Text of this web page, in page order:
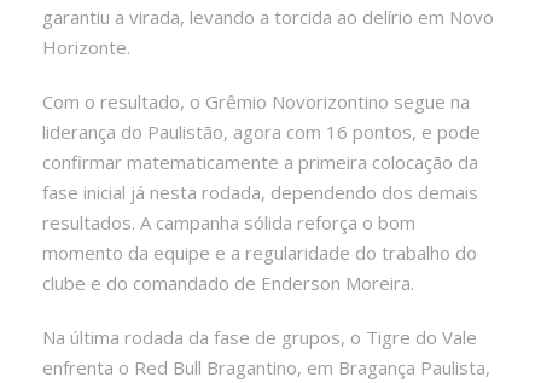
garantiu a virada, levando a torcida ao delírio em Novo
Horizonte.
Com o resultado, o Grêmio Novorizontino segue na
liderança do Paulistão, agora com 16 pontos, e pode
confirmar matematicamente a primeira colocação da
fase inicial já nesta rodada, dependendo dos demais
resultados. A campanha sólida reforça o bom
momento da equipe e a regularidade do trabalho do
clube e do comandado de Enderson Moreira.
Na última rodada da fase de grupos, o Tigre do Vale
enfrenta o Red Bull Bragantino, em Bragança Paulista,